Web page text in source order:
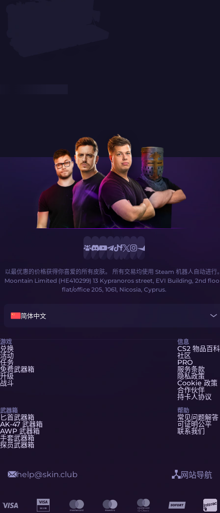
以最优惠的价格获得你喜爱的所有皮肤。 所有交易均使用 Steam 机器人自动进行
Moontain Limited (HE410299) 13 Kypranoros street, EVI Building, 2nd
flat/office 205, 1061, Nicosia, Cyprus.
简体中文
游戏
兑换
活动
任务
免费武器箱
升级
战斗
武器箱
匕首武器箱
AK-47 武器箱
AWP 武器箱
手套武器箱
探员武器箱
信息
CS2 物品百科
社区
PRO
服务条款
隐私政策
Cookie 政策
合作伙伴
持卡人协议
帮助
常见问题解答
可证明公平
联系我们
help@skin.club 网站导航